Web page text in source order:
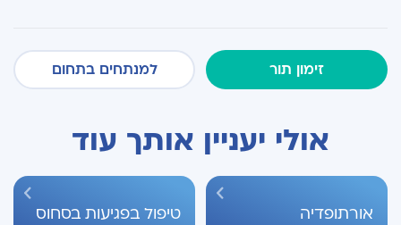
זימון תור למנתחים בתחום
אולי יעניין אותך עוד
אורתופדיה
טיפול בפגיעות בסחוס